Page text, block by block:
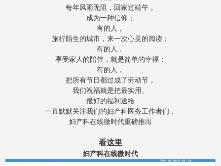
每年风雨无阻，回家过端午，
成为一种信仰；
有的人，
旅行陌生的城市，来一次心灵的阅读；
有的人，
享受家人的陪伴，就是简单的幸福；
有的人，
把所有节日都过成了劳动节，
我们祝福就是把最实用、
最好的福利送给
一直默默关注我们的妇产科医务工作者们，
妇产科在线微时代重磅推出
看这里
妇产科在线微时代